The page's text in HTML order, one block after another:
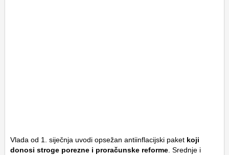
Vlada od 1. siječnja uvodi opsežan antiinflacijski paket koji
donosi stroge porezne i proračunske reforme . Srednje i